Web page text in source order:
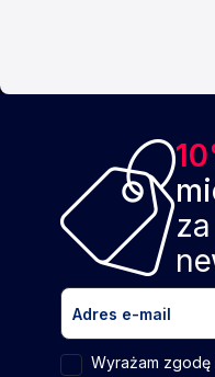
Wyrażam zgodę